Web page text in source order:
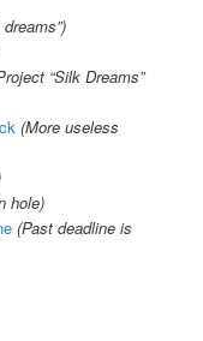
“Silk Dreams”
(More useless
hole)
(Past deadline is